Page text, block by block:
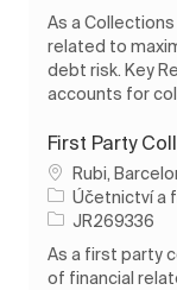
As a
related to
debt risk. Key
accounts for
First Party
Umístění
Rubi,
Kategorie
Účetnictví a
ID úlohy
JR269336
As a first party
of financial